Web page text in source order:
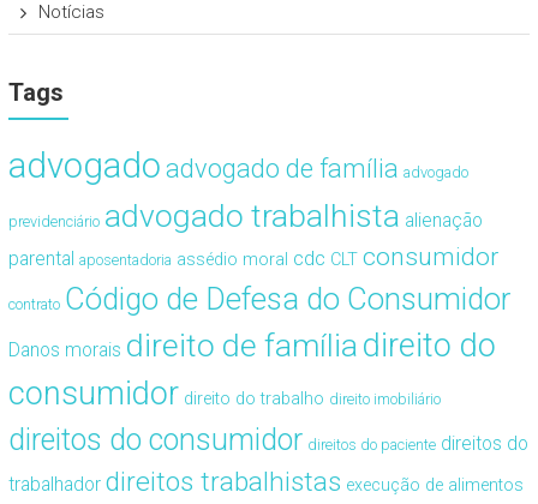
Notícias
Tags
advogado advogado de família advogado
previdenciário advogado trabalhista alienação
parental aposentadoria assédio moral cdc CLT consumidor
contrato Código de Defesa do Consumidor
Danos morais direito de famíliadireito do
consumidor direito do trabalho direito imobiliário
direitos do consumidor direitos do paciente direitos do
trabalhador direitos trabalhistas execução de alimentos